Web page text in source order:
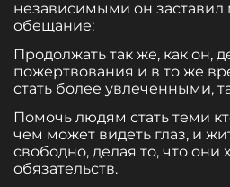
независимыми он заставил
обещание:
Продолжать так же, как он,
пожертвования и в то же
стать более увлеченными,
Помочь людям стать теми
чем может видеть глаз, и
свободно, делая то, что они
обязательств.